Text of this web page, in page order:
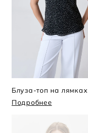
Блуза-топ на лямках
Подробнее